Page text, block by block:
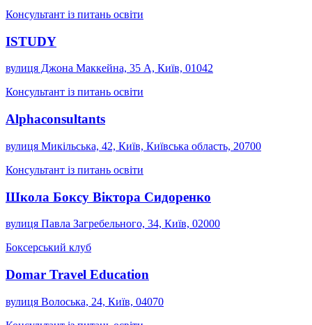
Консультант із питань освіти
ISTUDY
вулиця Джона Маккейна, 35 А, Київ, 01042
Консультант із питань освіти
Alphaconsultants
вулиця Микільська, 42, Київ, Київська область, 20700
Консультант із питань освіти
Школа Боксу Віктора Сидоренко
вулиця Павла Загребельного, 34, Київ, 02000
Боксерський клуб
Domar Travel Education
вулиця Волоська, 24, Київ, 04070